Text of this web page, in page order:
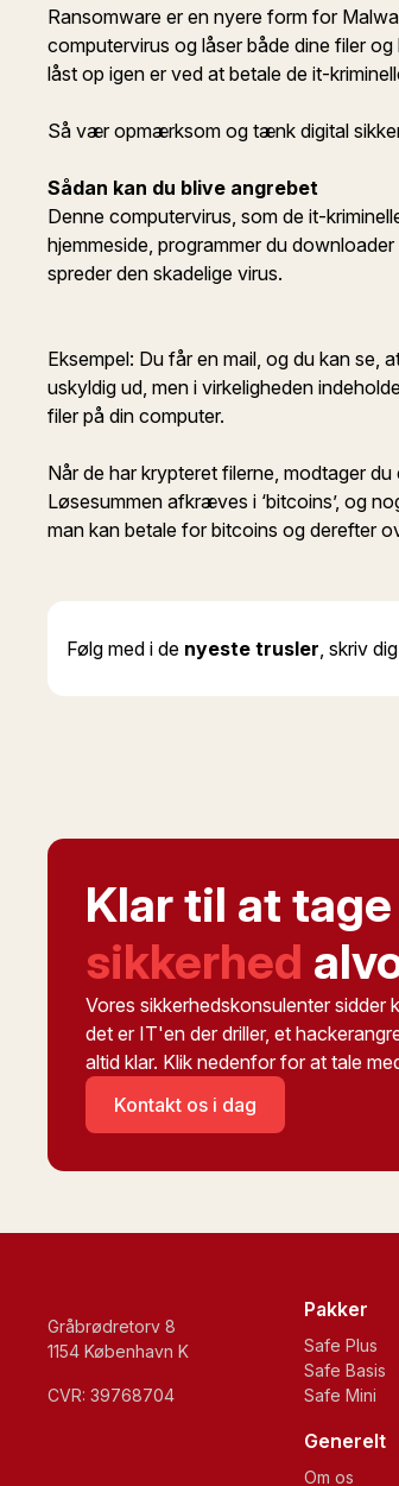
Ransomware er en nyere form for
computervirus og låser både dine filer
låst op igen er ved at betale de it-
Så vær opmærksom og tænk digital
Sådan kan du blive angrebet
Denne computervirus, som de it-
hjemmeside, programmer du
spreder den skadelige virus.
Eksempel: Du får en mail, og du kan se,
uskyldig ud, men i virkeligheden
filer på din computer.
Når de har krypteret filerne, modtager
Løsesummen afkræves i ‘bitcoins’, og
man kan betale for bitcoins og derefter
Følg med i de nyeste trusler, skriv
Klar til at
sikkerhed
Vores sikkerhedskonsulenter sidder
det er IT'en der driller, et
altid klar. Klik nedenfor for at tale
Kontakt os i dag
Gråbrødretorv 8
1154 København K
CVR: 39768704
Pakker
Safe Plus
Safe Basis
Safe Mini
Generelt
Om os